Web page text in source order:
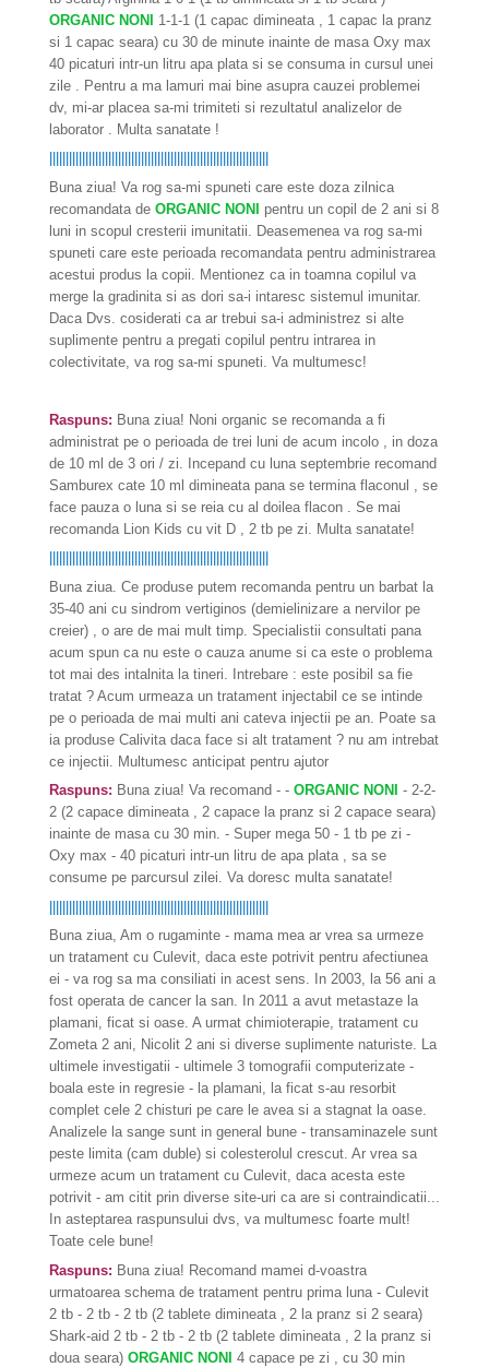
ORGANIC NONI 1-1-1 (1 capac dimineata , 1 capac la pranz
si 1 capac seara) cu 30 de minute inainte de masa Oxy max
40 picaturi intr-un litru apa plata si se consuma in cursul unei
zile . Pentru a ma lamuri mai bine asupra cauzei problemei
dv, mi-ar placea sa-mi trimiteti si rezultatul analizelor de
laborator . Multa sanatate !
Buna ziua! Va rog sa-mi spuneti care este doza zilnica
recomandata de ORGANIC NONI pentru un copil de 2 ani si 8
luni in scopul cresterii imunitatii. Deasemenea va rog sa-mi
spuneti care este perioada recomandata pentru administrarea
acestui produs la copii. Mentionez ca in toamna copilul va
merge la gradinita si as dori sa-i intaresc sistemul imunitar.
Daca Dvs. cosiderati ca ar trebui sa-i administrez si alte
suplimente pentru a pregati copilul pentru intrarea in
colectivitate, va rog sa-mi spuneti. Va multumesc!
Raspuns: Buna ziua! Noni organic se recomanda a fi
administrat pe o perioada de trei luni de acum incolo , in doza
de 10 ml de 3 ori / zi. Incepand cu luna septembrie recomand
Samburex cate 10 ml dimineata pana se termina flaconul , se
face pauza o luna si se reia cu al doilea flacon . Se mai
recomanda Lion Kids cu vit D , 2 tb pe zi. Multa sanatate!
Buna ziua. Ce produse putem recomanda pentru un barbat la
35-40 ani cu sindrom vertiginos (demielinizare a nervilor pe
creier) , o are de mai mult timp. Specialistii consultati pana
acum spun ca nu este o cauza anume si ca este o problema
tot mai des intalnita la tineri. Intrebare : este posibil sa fie
tratat ? Acum urmeaza un tratament injectabil ce se intinde
pe o perioada de mai multi ani cateva injectii pe an. Poate sa
ia produse Calivita daca face si alt tratament ? nu am intrebat
ce injectii. Multumesc anticipat pentru ajutor
Raspuns: Buna ziua! Va recomand - - ORGANIC NONI
- 2-2-
2 (2 capace dimineata , 2 capace la pranz si 2 capace seara)
inainte de masa cu 30 min. - Super mega 50 - 1 tb pe zi -
Oxy max - 40 picaturi intr-un litru de apa plata , sa se
consume pe parcursul zilei. Va doresc multa sanatate!
|||||||||||||||||||||||||||||||||||||||||||||||||||||||||||||||||||
Buna ziua, Am o rugaminte - mama mea ar vrea sa urmeze
un tratament cu Culevit, daca este potrivit pentru afectiunea
ei - va rog sa ma consiliati in acest sens. In 2003, la 56 ani a
fost operata de cancer la san. In 2011 a avut metastaze la
plamani, ficat si oase. A urmat chimioterapie, tratament cu
Zometa 2 ani, Nicolit 2 ani si diverse suplimente naturiste. La
ultimele investigatii - ultimele 3 tomografii computerizate -
boala este in regresie - la plamani, la ficat s-au resorbit
complet cele 2 chisturi pe care le avea si a stagnat la oase.
Analizele la sange sunt in general bune - transaminazele sunt
peste limita (cam duble) si colesterolul crescut. Ar vrea sa
urmeze acum un tratament cu Culevit, daca acesta este
potrivit - am citit prin diverse site-uri ca are si contraindicatii...
In asteptarea raspunsului dvs, va multumesc foarte mult!
Toate cele bune!
Raspuns: Buna ziua! Recomand mamei d-voastra
urmatoarea schema de tratament pentru prima luna - Culevit
2 tb - 2 tb - 2 tb (2 tablete dimineata , 2 la pranz si 2 seara)
Shark-aid 2 tb - 2 tb - 2 tb (2 tablete dimineata , 2 la pranz si
doua seara) ORGANIC NONI 4 capace pe zi , cu 30 min